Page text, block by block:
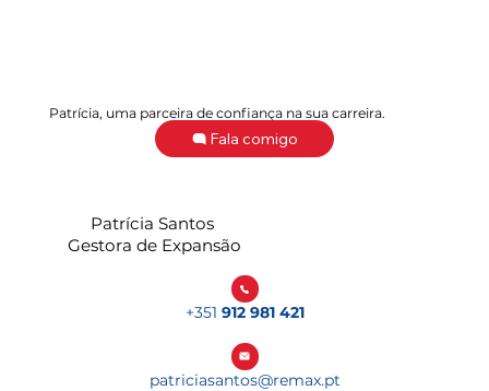
Patrícia Santos
Gestora de Expansão
+351 912 981 421
patriciasantos@remax.pt
Patrícia, uma parceira de confiança na sua carreira.
Fala comigo